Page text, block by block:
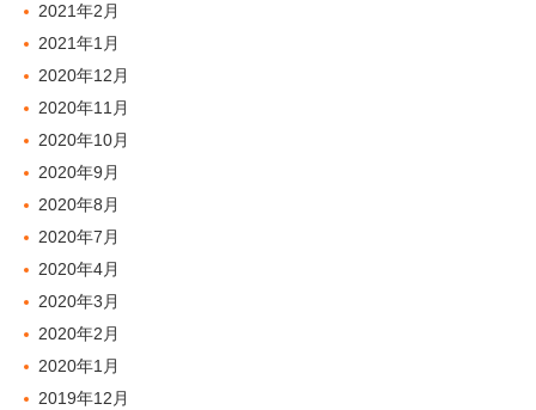
2021年2月
2021年1月
2020年12月
2020年11月
2020年10月
2020年9月
2020年8月
2020年7月
2020年4月
2020年3月
2020年2月
2020年1月
2019年12月